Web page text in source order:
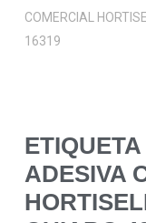
COMERCIAL
16319
ADESIVA